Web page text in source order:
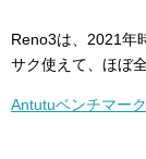
Reno3は、2021年
サク使えて、ほぼ
Antutuベンチマー